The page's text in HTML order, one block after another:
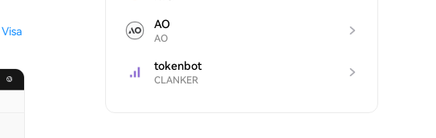
Visa
AO
AO
tokenbot
CLANKER